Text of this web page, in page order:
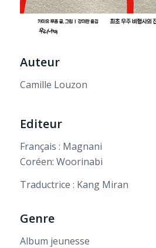
Auteur
Camille Louzon
Editeur
Français : Magnani
Coréen: Woorinabi
Traductrice : Kang Miran
Genre
Album jeunesse